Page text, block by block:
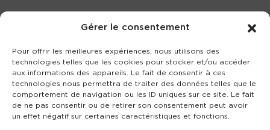
Gérer le consentement
Pour offrir les meilleures expériences, nous utilisons des
technologies telles que les cookies pour stocker et/ou accéder
aux informations des appareils. Le fait de consentir à ces
technologies nous permettra de traiter des données telles que le
comportement de navigation ou les ID uniques sur ce site. Le fait
de ne pas consentir ou de retirer son consentement peut avoir
un effet négatif sur certaines caractéristiques et fonctions.